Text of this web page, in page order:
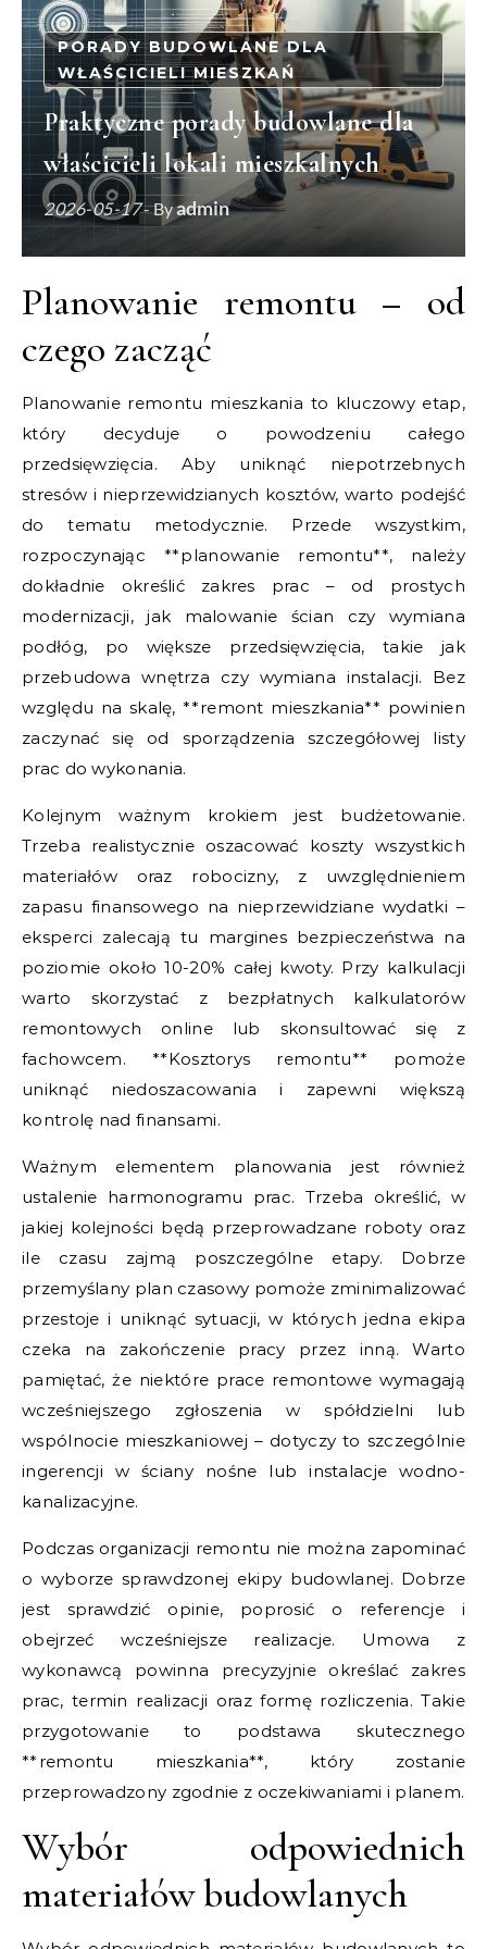
PORADY BUDOWLANE DLA
WŁAŚCICIELI MIESZKAŃ
Praktyczne porady budowlane dla
właścicieli lokali mieszkalnych
2026-05-17- Byadmin
Planowanie remontu – od
czego zacząć
Planowanie remontu mieszkania to kluczowy etap,
który decyduje o powodzeniu całego
przedsięwzięcia. Aby uniknąć niepotrzebnych
stresów i nieprzewidzianych kosztów, warto podejść
do tematu metodycznie. Przede wszystkim,
rozpoczynając **planowanie remontu**, należy
dokładnie określić zakres prac – od prostych
modernizacji, jak malowanie ścian czy wymiana
podłóg, po większe przedsięwzięcia, takie jak
przebudowa wnętrza czy wymiana instalacji. Bez
względu na skalę, **remont mieszkania** powinien
zaczynać się od sporządzenia szczegółowej listy
prac do wykonania.
Kolejnym ważnym krokiem jest budżetowanie.
Trzeba realistycznie oszacować koszty wszystkich
materiałów oraz robocizny, z uwzględnieniem
zapasu finansowego na nieprzewidziane wydatki –
eksperci zalecają tu margines bezpieczeństwa na
poziomie około 10-20% całej kwoty. Przy kalkulacji
warto skorzystać z bezpłatnych kalkulatorów
remontowych online lub skonsultować się z
fachowcem. **Kosztorys remontu** pomoże
uniknąć niedoszacowania i zapewni większą
kontrolę nad finansami.
Ważnym elementem planowania jest również
ustalenie harmonogramu prac. Trzeba określić, w
jakiej kolejności będą przeprowadzane roboty oraz
ile czasu zajmą poszczególne etapy. Dobrze
przemyślany plan czasowy pomoże zminimalizować
przestoje i uniknąć sytuacji, w których jedna ekipa
czeka na zakończenie pracy przez inną. Warto
pamiętać, że niektóre prace remontowe wymagają
wcześniejszego zgłoszenia w spółdzielni lub
wspólnocie mieszkaniowej – dotyczy to szczególnie
ingerencji w ściany nośne lub instalacje wodno-
kanalizacyjne.
Podczas organizacji remontu nie można zapominać
o wyborze sprawdzonej ekipy budowlanej. Dobrze
jest sprawdzić opinie, poprosić o referencje i
obejrzeć wcześniejsze realizacje. Umowa z
wykonawcą powinna precyzyjnie określać zakres
prac, termin realizacji oraz formę rozliczenia. Takie
przygotowanie to podstawa skutecznego
**remontu mieszkania**, który zostanie
przeprowadzony zgodnie z oczekiwaniami i planem.
Wybór odpowiednich
materiałów budowlanych